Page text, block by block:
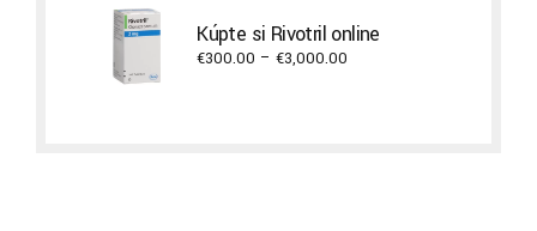
Kúpte si Rivotril online
€300.00 – €3,000.00